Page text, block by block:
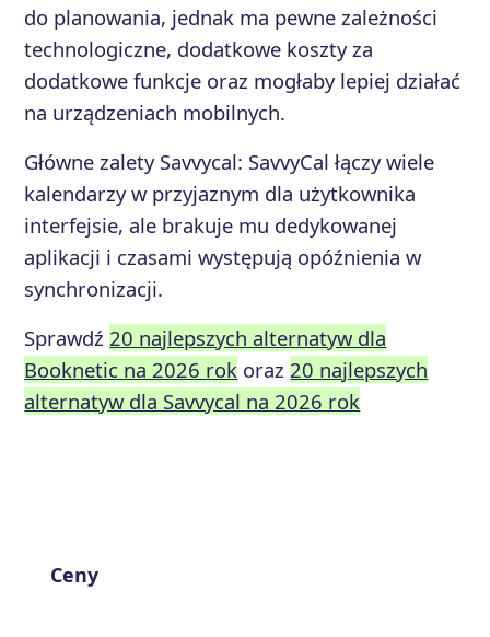
do planowania, jednak ma pewne zależności
technologiczne, dodatkowe koszty za
dodatkowe funkcje oraz mogłaby lepiej działać
na urządzeniach mobilnych.
Główne zalety Savvycal: SavvyCal łączy wiele
kalendarzy w przyjaznym dla użytkownika
interfejsie, ale brakuje mu dedykowanej
aplikacji i czasami występują opóźnienia w
synchronizacji.
Sprawdź 20 najlepszych alternatyw dla
Booknetic na 2026 rok oraz 20 najlepszych
alternatyw dla Savvycal na 2026 rok
Ceny